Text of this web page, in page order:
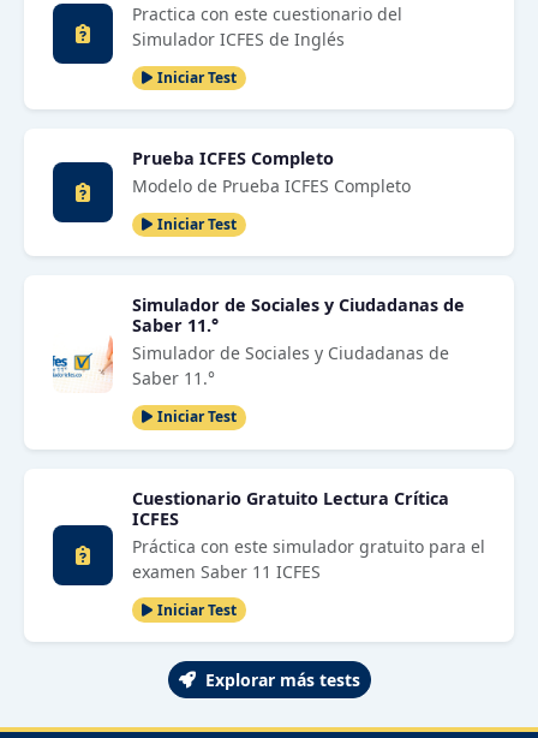
Practica con este cuestionario del
Simulador ICFES de Inglés
Iniciar Test
Prueba ICFES Completo
Modelo de Prueba ICFES Completo
Iniciar Test
Simulador de Sociales y Ciudadanas de
Saber 11.°
Simulador de Sociales y Ciudadanas de
Saber 11.°
Iniciar Test
Cuestionario Gratuito Lectura Crítica
ICFES
Práctica con este simulador gratuito para el
examen Saber 11 ICFES
Iniciar Test
Explorar más tests